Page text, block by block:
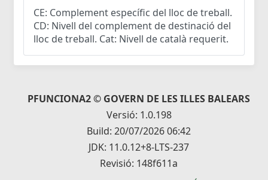
CE: Complement específic del lloc de treball.
CD: Nivell del complement de destinació del
lloc de treball. Cat: Nivell de català requerit.
PFUNCIONA2 © GOVERN DE LES ILLES BALEARS
Versió: 1.0.198
Build: 20/07/2026 06:42
JDK: 11.0.12+8-LTS-237
Revisió: 148f611a